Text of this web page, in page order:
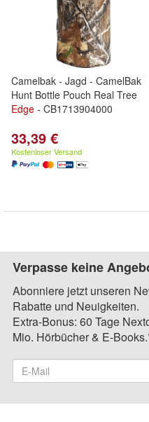
Camelbak - Jagd - CamelBak
Hunt Bottle Pouch Real Tree
Edge - CB1713904000
33,39 €
Kostenloser Versand
Verpasse keine
Abonniere jetzt unseren
Rabatte und Neuigkeiten.
Extra-Bonus: 60 Tage
Mio. Hörbücher & E-